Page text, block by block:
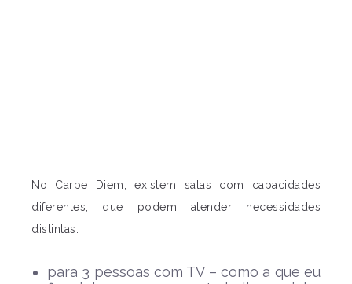
No Carpe Diem, existem salas com capacidades
diferentes, que podem atender necessidades
distintas:
para 3 pessoas com TV – como a que eu